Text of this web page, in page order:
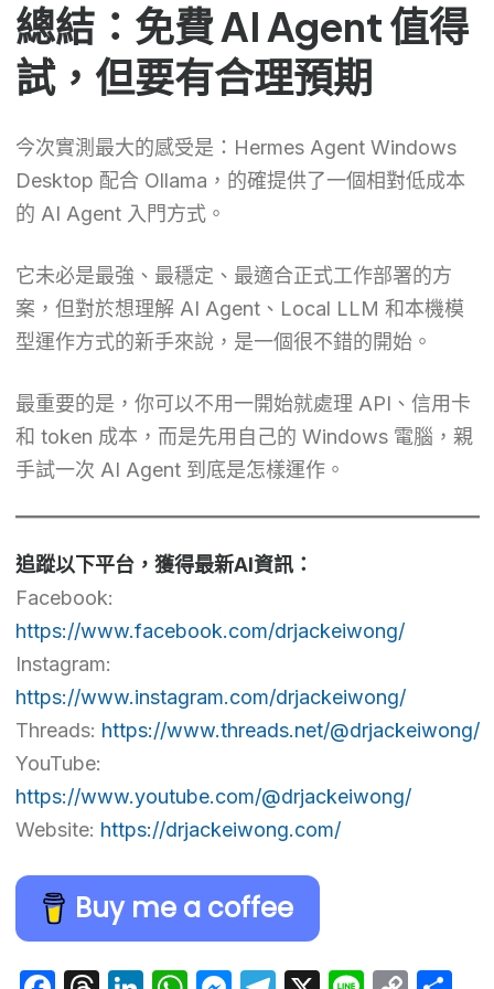
總結：免費 AI Agent 值得
試，但要有合理預期
今次實測最大的感受是：Hermes Agent Windows
Desktop 配合 Ollama，的確提供了一個相對低成本
的 AI Agent 入門方式。
它未必是最強、最穩定、最適合正式工作部署的方
案，但對於想理解 AI Agent、Local LLM 和本機模
型運作方式的新手來說，是一個很不錯的開始。
最重要的是，你可以不用一開始就處理 API、信用卡
和 token 成本，而是先用自己的 Windows 電腦，親
手試一次 AI Agent 到底是怎樣運作。
追蹤以下平台，獲得最新AI資訊：
Facebook:
https://www.facebook.com/drjackeiwong/
Instagram:
https://www.instagram.com/drjackeiwong/
Threads: https://www.threads.net/@drjackeiwong/
YouTube:
https://www.youtube.com/@drjackeiwong/
Website: https://drjackeiwong.com/
Buy me a coffee